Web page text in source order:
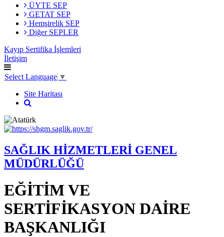
ÜYTE SEP
GETAT SEP
Hemşirelik SEP
Diğer SEPLER
Kayıp Sertifika İşlemleri
İletişim
Select Language ▼
Site Haritası
SAĞLIK HİZMETLERİ GENEL
MÜDÜRLÜĞÜ
EĞİTİM VE
SERTİFİKASYON DAİRE
BAŞKANLIĞI